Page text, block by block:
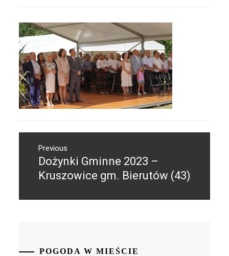
wpisuPrevious
Previous
post:
Dożynki Gminne 2023 –
Kruszowice gm. Bierutów (43)
POGODA W MIEŚCIE